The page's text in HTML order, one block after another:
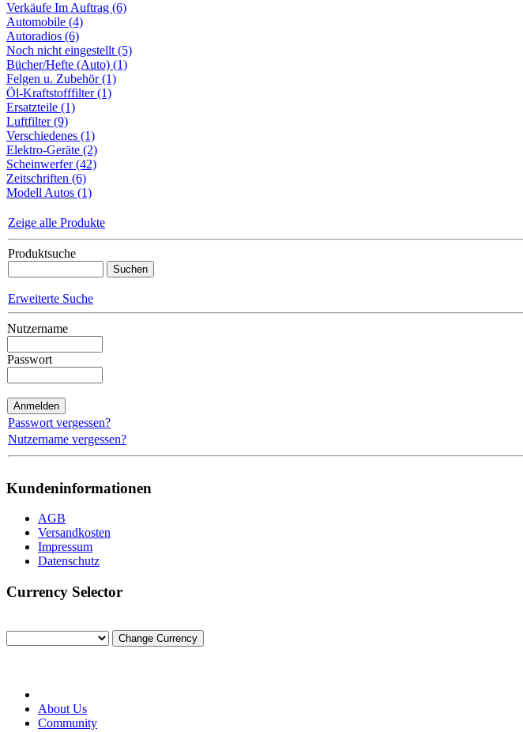
Verkäufe Im Auftrag (6)
Automobile (4)
Autoradios (6)
Noch nicht eingestellt (5)
Bücher/Hefte (Auto) (1)
Felgen u. Zubehör (1)
Öl-Kraftstofffilter (1)
Ersatzteile (1)
Luftfilter (9)
Verschiedenes (1)
Elektro-Geräte (2)
Scheinwerfer (42)
Zeitschriften (6)
Modell Autos (1)
Zeige alle Produkte
Produktsuche
Erweiterte Suche
Nutzername
Passwort
Passwort vergessen?
Nutzername vergessen?
Kundeninformationen
AGB
Versandkosten
Impressum
Datenschutz
Currency Selector
About Us
Community